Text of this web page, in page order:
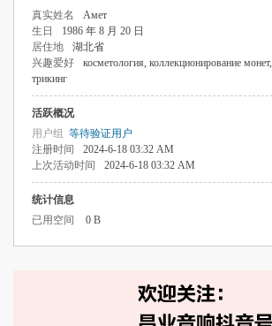
真实姓名 Амет
生日
1986 年 8 月 20 日
居住地
湖北省
兴趣爱好
косметология, коллекционирование монет,
трикинг
活跃概况
用户组 等待验证用户
注册时间
2024-6-18 03:32 AM
上次活动时间
2024-6-18 03:32 AM
统计信息
已用空间
0 B